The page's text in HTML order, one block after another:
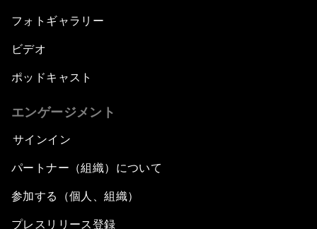
フォトギャラリー
ビデオ
ポッドキャスト
エンゲージメント
サインイン
パートナー（組織）について
参加する（個人、組織）
プレスリリース登録